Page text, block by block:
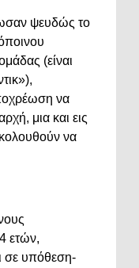
ψευδώς το
(είναι
να
μια και εις
να
ετών,
σε υπόθεση-